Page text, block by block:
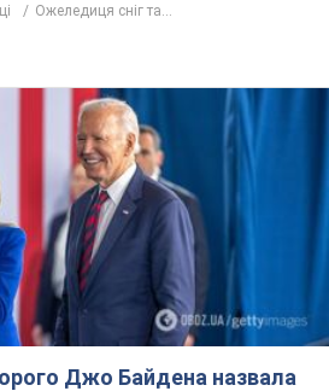
Ожеледиця сніг та...
Джо Байдена назвала